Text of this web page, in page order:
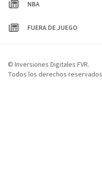
NBA
FUERA DE JUEGO
© Inversiones Digitales FVR.
Todos los derechos